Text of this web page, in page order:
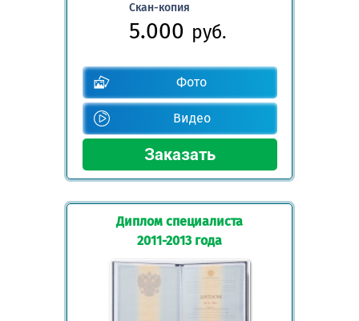
Скан-копия
5.000 руб.
Фото
Видео
Диплом специалиста
2011-2013 года